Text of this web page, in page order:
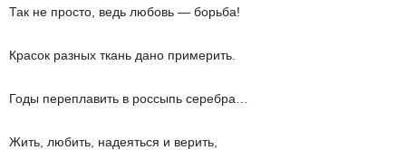
Так не просто, ведь любовь — борьба!
Красок разных ткань дано примерить.
Годы переплавить в россыпь серебра…
Жить, любить, надеяться и верить,